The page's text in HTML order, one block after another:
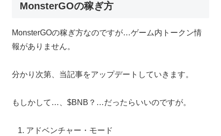
MonsterGOの稼ぎ方
MonsterGOの稼ぎ方なのですが…ゲーム内トークン情
報がありません。
分かり次第、当記事をアップデートしていきます。
もしかして…、$BNB？…だったらいいのですが。
アドベンチャー・モード